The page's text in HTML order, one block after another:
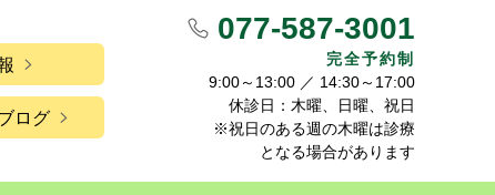
ログ
077-587-3001
完全予約制
9:00～13:00 ／ 14:30～17:00
休診日：木曜、日曜、祝日
※祝日のある週の木曜は診療
となる場合があります